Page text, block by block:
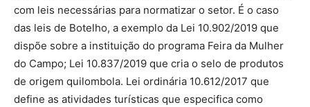
com leis necessárias para normatizar o setor. É o caso
das leis de Botelho, a exemplo da Lei 10.902/2019 que
dispõe sobre a instituição do programa Feira da Mulher
do Campo; Lei 10.837/2019 que cria o selo de produtos
de origem quilombola. Lei ordinária 10.612/2017 que
define as atividades turísticas que especifica como